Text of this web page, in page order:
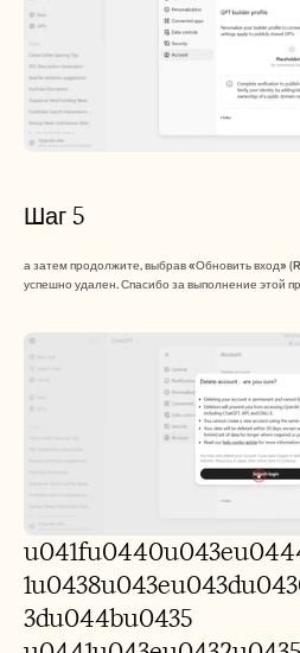
Шаг 5
а затем продолжите, выбрав «Обновить вход»
успешно удален. Спасибо за выполнение этой
3du044bu0435